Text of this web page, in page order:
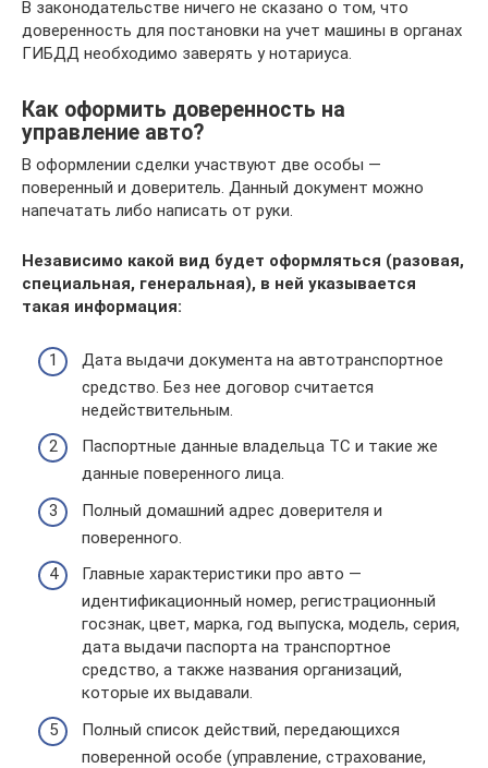
В законодательстве ничего не сказано о том, что
доверенность для постановки на учет машины в органах
ГИБДД необходимо заверять у нотариуса.
Как оформить доверенность на
управление авто?
В оформлении сделки участвуют две особы —
поверенный и доверитель. Данный документ можно
напечатать либо написать от руки.
Независимо какой вид будет оформляться (разовая,
специальная, генеральная), в ней указывается
такая информация:
Дата выдачи документа на автотранспортное
средство. Без нее договор считается
недействительным.
Паспортные данные владельца ТС и такие же
данные поверенного лица.
Полный домашний адрес доверителя и
поверенного.
Главные характеристики про авто —
идентификационный номер, регистрационный
госзнак, цвет, марка, год выпуска, модель, серия,
дата выдачи паспорта на транспортное
средство, а также названия организаций,
которые их выдавали.
Полный список действий, передающихся
поверенной особе (управление, страхование,